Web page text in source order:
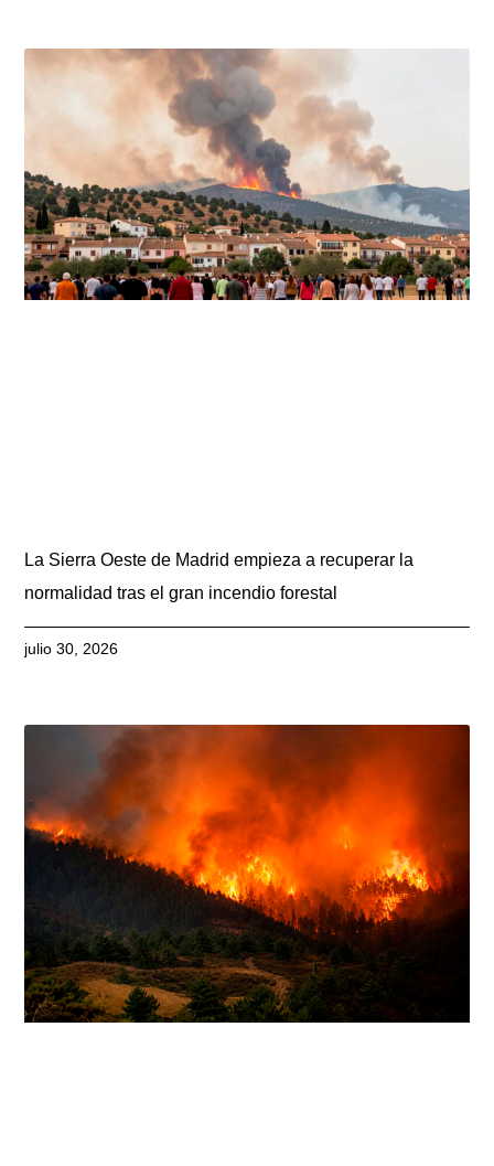
La Sierra Oeste de Madrid empieza a recuperar la
normalidad tras el gran incendio forestal
julio 30, 2026